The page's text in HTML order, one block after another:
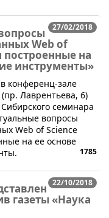
27/02/2018
Web of
построенные на
инструменты»
конференц-зале
Лаврентьева, 6)
семинара
вопросы
Web of Science
на ее основе
1785
22/10/2018
газеты «Наука